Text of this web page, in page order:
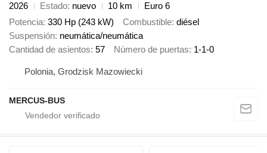
2026
Estado nuevo 10 km
Euro 6
Potencia 330 Hp (243 kW) Combustible diésel
Suspensión neumática/neumática
Cantidad de asientos 57 Número de puertas 1-1-0
Polonia, Grodzisk Mazowiecki
MERCUS-BUS